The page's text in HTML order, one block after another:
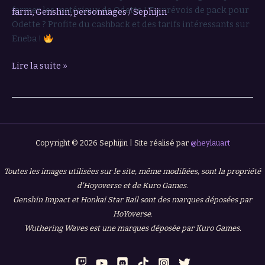
farm,Genshin,personnages/Sephijin
farmer les matériaux de Odette ! Tu prévois de pack pour
Odette ? Profite du cashback et des tarifs intéressants sur
Eneba !
–
Genshin
Impact
Lire la suite »
Copyright © 2026 Sephijin | Site réalisé par @heylauart
Toutes les images utilisées sur le site, même modifiées, sont la propriété
d'Hoyoverse et de Kuro Games.
Genshin Impact et Honkai Star Rail sont des marques déposées par
HoYoverse.
Wuthering Waves est une marques déposée par Kuro Games.